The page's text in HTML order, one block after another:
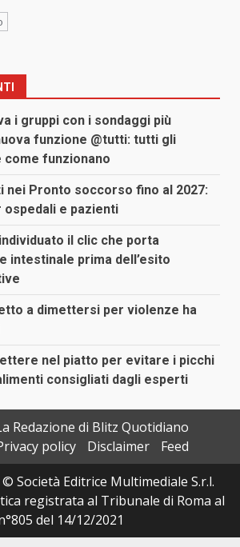
i gruppi con i sondaggi più
funzione @tutti: tutti gli
come funzionano
nei Pronto soccorso fino al 2027:
ospedali e pazienti
il clic che porta
intestinale prima dell’esito
a dimettersi per violenze ha
nel piatto per evitare i picchi
consigliati dagli esperti
Redazione di Blitz Quotidiano
policy Disclaimer
Feed
Società Editrice Multimediale S.r.l.
registrata al Tribunale di Roma al
del 14/12/2021